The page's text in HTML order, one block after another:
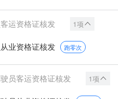
运资格证核发 1项
业资格证核发 跑零次
员客运资格证核发 1项